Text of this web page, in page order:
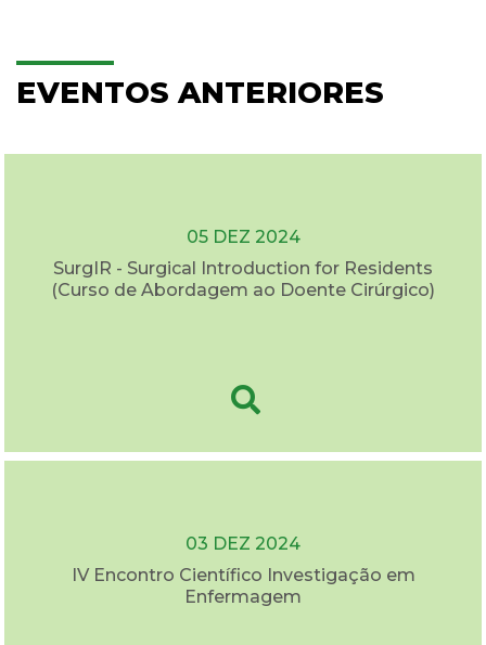
EVENTOS ANTERIORES
05 DEZ 2024
SurgIR - Surgical Introduction for Residents
(Curso de Abordagem ao Doente Cirúrgico)
03 DEZ 2024
IV Encontro Científico Investigação em
Enfermagem